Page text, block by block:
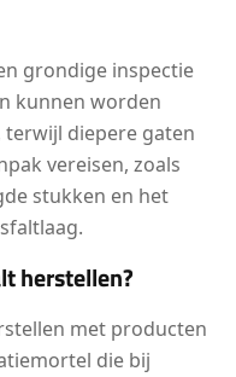
grondige inspectie
kunnen worden
diepere gaten
vereisen, zoals
stukken en het
herstellen?
met producten
die bij